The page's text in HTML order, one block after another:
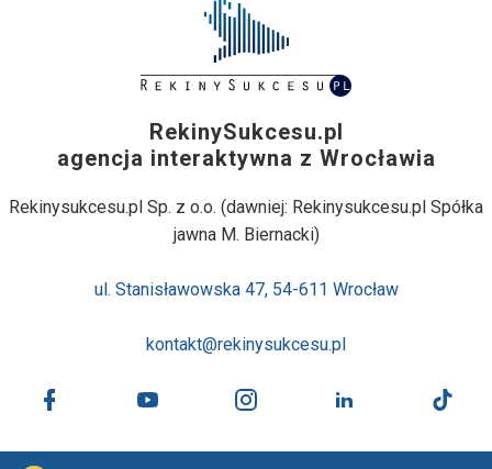
RekinySukcesu.pl
agencja interaktywna z Wrocławia
Rekinysukcesu.pl Sp. z o.o. (dawniej: Rekinysukcesu.pl Spółka
jawna M. Biernacki)
ul. Stanisławowska 47, 54-611 Wrocław
kontakt@rekinysukcesu.pl